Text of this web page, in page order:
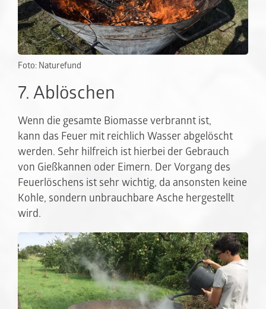
Foto: Naturefund
7. Ablöschen
Wenn die gesamte Biomasse verbrannt ist,
kann das Feuer mit reichlich Wasser abgelöscht
werden. Sehr hilfreich ist hierbei der Gebrauch
von Gießkannen oder Eimern. Der Vorgang des
Feuerlöschens ist sehr wichtig, da ansonsten keine
Kohle, sondern unbrauchbare Asche hergestellt
wird.